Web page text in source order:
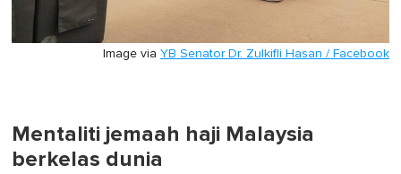
Image via YB Senator Dr. Zulkifli Hasan / Facebook
Mentaliti jemaah haji Malaysia
berkelas dunia